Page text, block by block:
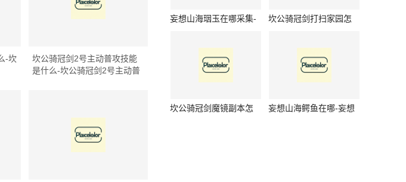
-坎
坎公骑冠剑2号主动普攻技能
是什么-坎公骑冠剑2号主动普
妄想山海珚玉在哪采集-
坎公骑冠剑打扫家园怎
坎公骑冠剑魔镜副本怎
妄想山海鳄鱼在哪-妄想